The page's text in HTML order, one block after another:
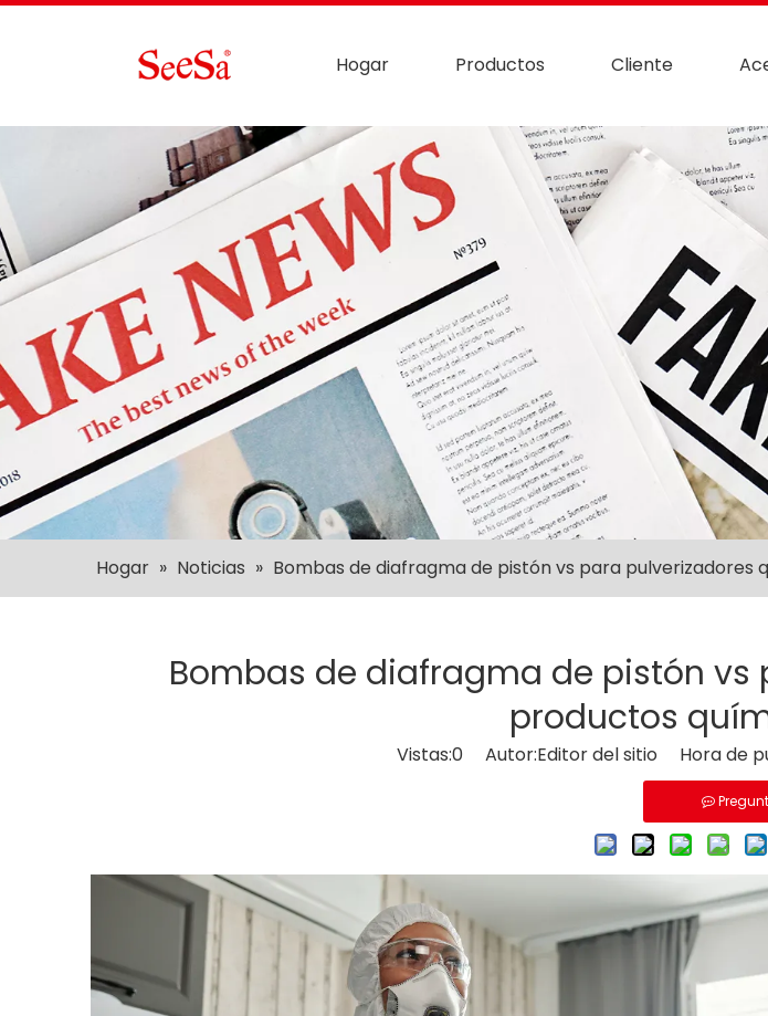
Hogar Productos Cliente
Hogar » Noticias » Bombas de diafragma de pistón vs para pulverizadores
Bombas de diafragma de pistón
productos
Vistas:0Autor:Editor del sitio Hora de